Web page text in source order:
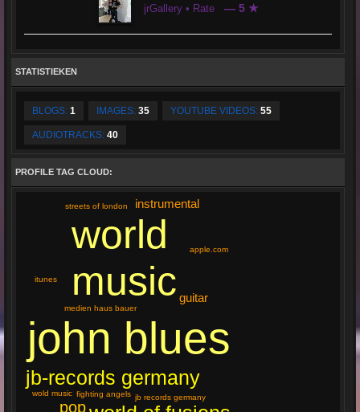
jrGallery • Rate — 5 ★
STATISTIEKEN
BLOGS: 1 IMAGES: 35 YOUTUBE VIDEOS: 55
AUDIOTRACKS: 40
PROFILE TAG CLOUD:
john blues
world
music
jb-records germany
pop
guitar
instrumental
jb records germany
fighting angels
medien haus bauer
apple.com
itunes
wold music
streets of london